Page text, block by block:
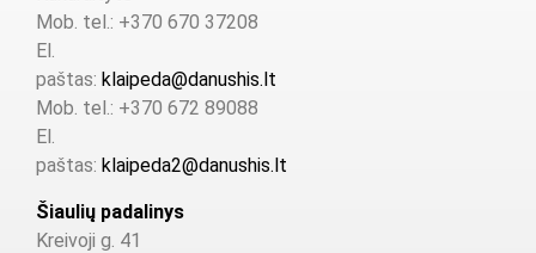
Mob. tel.: +370 670 37208
El.
paštas: klaipeda@danushis.lt
Mob. tel.: +370 672 89088
El.
paštas: klaipeda2@danushis.lt
Šiaulių padalinys
Kreivoji g. 41